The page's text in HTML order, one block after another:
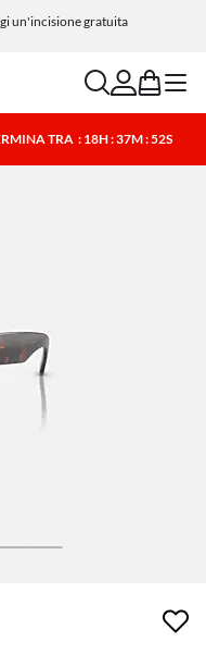
un'incisione gratuita
searchaccount
bag menu
TRA : 18H : 37M : 52S